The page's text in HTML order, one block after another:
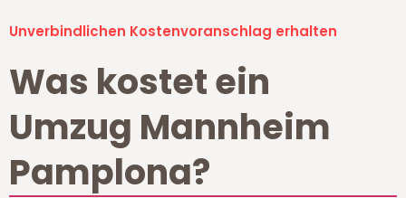
Unverbindlichen Kostenvoranschlag erhalten
Was kostet ein
Umzug Mannheim
Pamplona?